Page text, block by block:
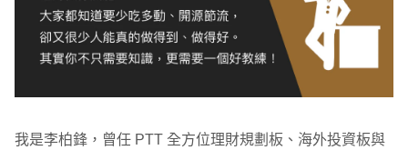
我是李柏鋒，曾任 PTT 全方位理財規劃板、海外投資板與